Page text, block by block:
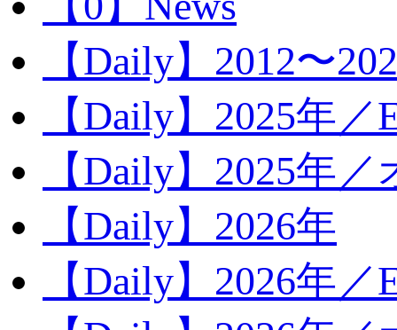
【Daily】2012〜
【Daily】2025年／
【Daily】2025年
【Daily】2026年
【Daily】2026年／